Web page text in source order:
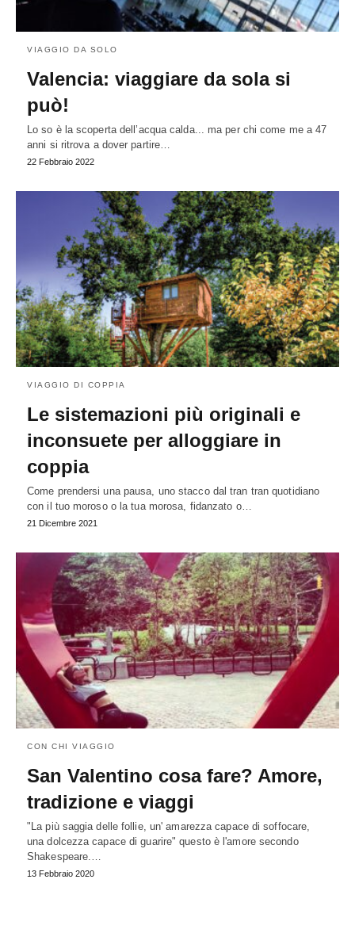
VIAGGIO DA SOLO
Valencia: viaggiare da sola si
può!
Lo so è la scoperta dell’acqua calda... ma per chi come me a 47
anni si ritrova a dover partire…
22 Febbraio 2022
VIAGGIO DI COPPIA
Le sistemazioni più originali e
inconsuete per alloggiare in
coppia
Come prendersi una pausa, uno stacco dal tran tran quotidiano
con il tuo moroso o la tua morosa, fidanzato o…
21 Dicembre 2021
CON CHI VIAGGIO
San Valentino cosa fare? Amore,
tradizione e viaggi
"La più saggia delle follie, un' amarezza capace di soffocare,
una dolcezza capace di guarire" questo è l'amore secondo
Shakespeare.…
13 Febbraio 2020